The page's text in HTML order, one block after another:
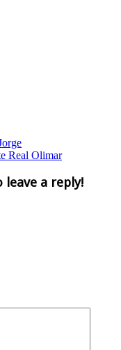
Real Olimar
a reply!